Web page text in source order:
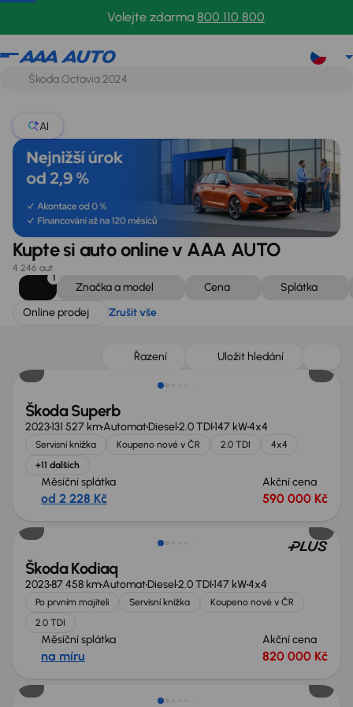
Volejte zdarma 800 110 800
Online prodej
AI
Kupte si auto online v AAA AUTO
4 246 aut
1
Značka a model Cena
Splátka
Online prodej
Zrušit vše
Řazení Uložit hledání
Zlevněno o 10 000 Kč
Škoda Superb
2023131 527 kmAutomatDiesel2.0 TDI147 kW4x4
Servisní knížka Koupeno nové v ČR 2.0 TDI
4x4
+11 dalších
Měsíční splátka
od 2 228 Kč
Akční cena
590 000 Kč
Možnost odpočtu DPH
Škoda Kodiaq
202387 458 kmAutomatDiesel2.0 TDI147 kW4x4
Po prvním majiteli Servisní knížka
Koupeno nové v ČR
2.0 TDI
Měsíční splátka
na míru
Akční cena
820 000 Kč
Extra sleva 19 000 Kč